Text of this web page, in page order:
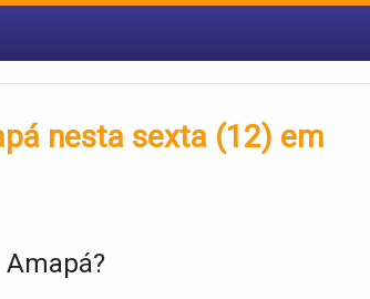
nesta sexta (12) em
Amapá?